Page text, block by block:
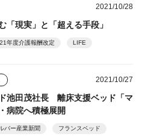
2021/10/28
「現実」と「超える手段」
年度介護報酬改定 LIFE
2021/10/27
池田茂社長 離床支援ベッド「マ
病院へ積極展開
バー産業新聞 フランスベッド